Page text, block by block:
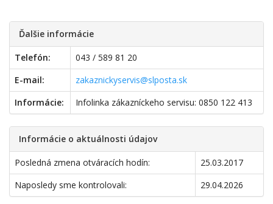
Ďalšie informácie
Telefón:
043 / 589 81 20
E-mail:
zakaznickyservis@slposta.sk
Informácie:
Infolinka zákazníckeho servisu: 0850 122 413
Informácie o aktuálnosti údajov
Posledná zmena otváracích hodín:
25.03.2017
Naposledy sme kontrolovali:
29.04.2026